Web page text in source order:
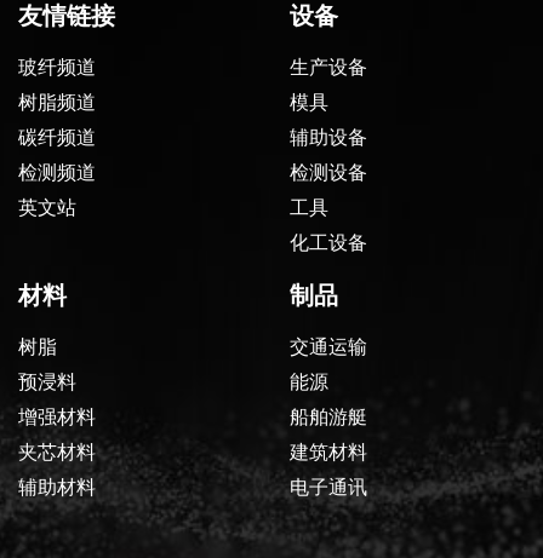
友情链接
玻纤频道
树脂频道
碳纤频道
检测频道
英文站
设备
生产设备
模具
辅助设备
检测设备
工具
化工设备
材料
树脂
预浸料
增强材料
夹芯材料
辅助材料
制品
交通运输
能源
船舶游艇
建筑材料
电子通讯